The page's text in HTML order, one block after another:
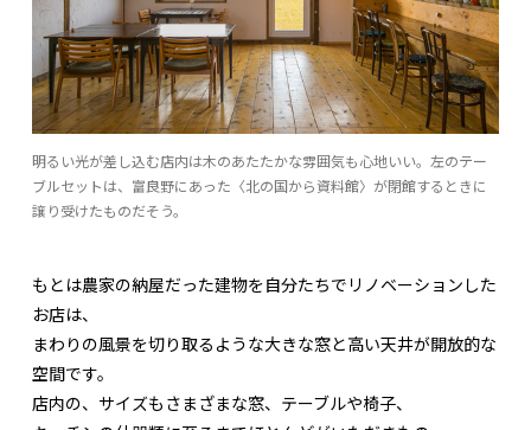
明るい光が差し込む店内は木のあたたかな雰囲気も心地いい。左のテー
ブルセットは、富良野にあった〈北の国から資料館〉が閉館するときに
譲り受けたものだそう。
もとは農家の納屋だった建物を自分たちでリノベーションした
お店は、
まわりの風景を切り取るような大きな窓と高い天井が開放的な
空間です。
店内の、サイズもさまざまな窓、テーブルや椅子、